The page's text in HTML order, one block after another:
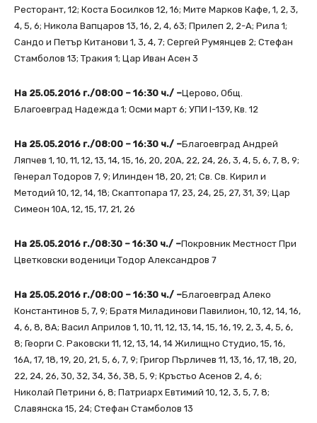
Ресторант, 12; Коста Босилков 12, 16; Мите Марков Кафе, 1, 2, 3,
4, 5, 6; Никола Вапцаров 13, 16, 2, 4, 63; Прилеп 2, 2-А; Рила 1;
Сандо и Петър Китанови 1, 3, 4, 7; Сергей Румянцев 2; Стефан
Стамболов 13; Тракия 1; Цар Иван Асен 3
На 25.05.2016 г./08:00 – 16:30 ч./ –Церово, Общ.
Благоевград Надежда 1; Осми март 6; УПИ I-139, Кв. 12
На 25.05.2016 г./08:00 – 16:30 ч./ –Благоевград Андрей
Ляпчев 1, 10, 11, 12, 13, 14, 15, 16, 20, 20А, 22, 24, 26, 3, 4, 5, 6, 7, 8, 9;
Генерал Тодоров 7, 9; Илинден 18, 20, 21; Св. Св. Кирил и
Методий 10, 12, 14, 18; Скаптопара 17, 23, 24, 25, 27, 31, 39; Цар
Симеон 10А, 12, 15, 17, 21, 26
На 25.05.2016 г./08:30 – 16:30 ч./ –Покровник Местност При
Цветковски воденици Тодор Александров 7
На 25.05.2016 г./08:00 – 16:30 ч./ –Благоевград Алеко
Константинов 5, 7, 9; Братя Миладинови Павилион, 10, 12, 14, 16,
4, 6, 8, 8А; Васил Априлов 1, 10, 11, 12, 13, 14, 15, 16, 19, 2, 3, 4, 5, 6,
8; Георги С. Раковски 11, 12, 13, 14, 14 Жилищно Студио, 15, 16,
16А, 17, 18, 19, 20, 21, 5, 6, 7, 9; Григор Пърличев 11, 13, 16, 17, 18, 20,
22, 24, 26, 30, 32, 34, 36, 38, 5, 9; Кръстьо Асенов 2, 4, 6;
Николай Петрини 6, 8; Патриарх Евтимий 10, 12, 3, 5, 7, 8;
Славянска 15, 24; Стефан Стамболов 13